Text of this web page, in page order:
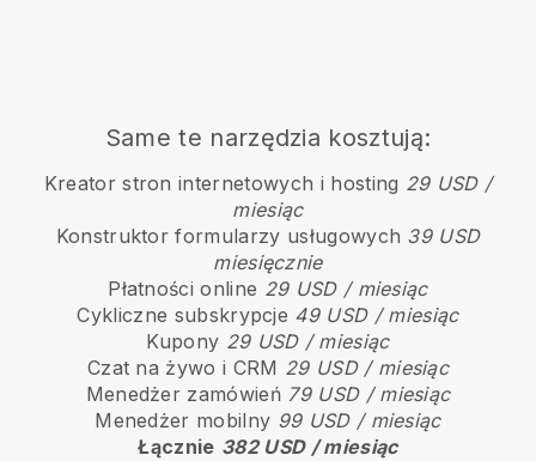
Same te narzędzia kosztują:
Kreator stron internetowych i hosting 29 USD /
miesiąc
Konstruktor formularzy usługowych 39 USD
miesięcznie
Płatności online 29 USD / miesiąc
Cykliczne subskrypcje 49 USD / miesiąc
Kupony 29 USD / miesiąc
Czat na żywo i CRM 29 USD / miesiąc
Menedżer zamówień 79 USD / miesiąc
Menedżer mobilny 99 USD / miesiąc
Łącznie 382 USD / miesiąc